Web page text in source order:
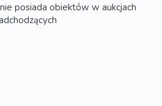
posiada obiektów w aukcjach